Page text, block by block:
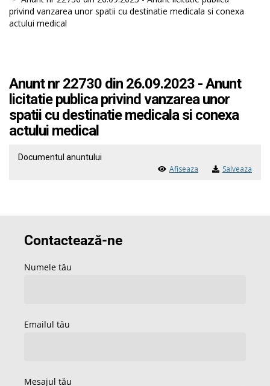
privind vanzarea unor spatii cu destinatie medicala si conexa
actului medical
Anunt nr 22730 din 26.09.2023 - Anunt
licitatie publica privind vanzarea unor
spatii cu destinatie medicala si conexa
actului medical
Documentul anuntului
Afiseaza Salveaza